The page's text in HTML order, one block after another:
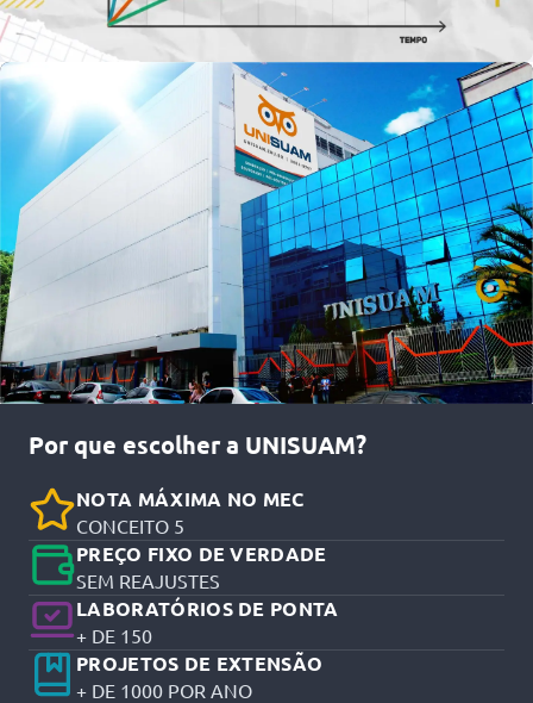
Por que escolher a UNISUAM?
NOTA MÁXIMA NO MEC
CONCEITO 5
PREÇO FIXO DE VERDADE
SEM REAJUSTES
LABORATÓRIOS DE PONTA
+ DE 150
PROJETOS DE EXTENSÃO
+ DE 1000 POR ANO